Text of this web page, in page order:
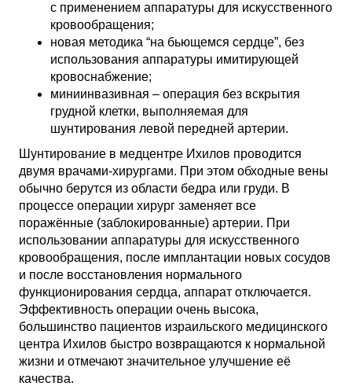
с применением аппаратуры для искусственного
кровообращения;
новая методика “на бьющемся сердце”, без
использования аппаратуры имитирующей
кровоснабжение;
миниинвазивная – операция без вскрытия
грудной клетки, выполняемая для
шунтирования левой передней артерии.
Шунтирование в медцентре Ихилов проводится
двумя врачами-хирургами. При этом обходные вены
обычно берутся из области бедра или груди. В
процессе операции хирург заменяет все
поражённые (заблокированные) артерии. При
использовании аппаратуры для искусственного
кровообращения, после имплантации новых сосудов
и после восстановления нормального
функционирования сердца, аппарат отключается.
Эффективность операции очень высока,
большинство пациентов израильского медицинского
центра Ихилов быстро возвращаются к нормальной
жизни и отмечают значительное улучшение её
качества.